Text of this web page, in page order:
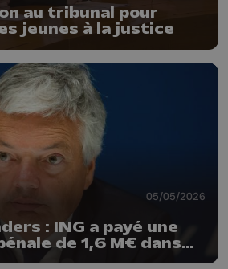
au tribunal pour
jeunes à la justice
05/05/2026
: ING a payé une
de 1,6 M€ dans